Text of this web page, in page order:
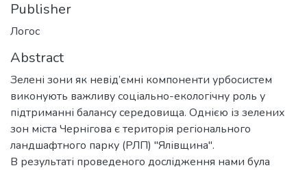
Publisher
Логос
Abstract
Зелені зони як невід’ємні компоненти урбосистем
виконують важливу соціально-екологічну роль у
підтриманні балансу середовища. Однією із зелених
зон міста Чернігова є територія регіонального
ландшафтного парку (РЛП) "Ялівщина".
В результаті проведеного дослідження нами була